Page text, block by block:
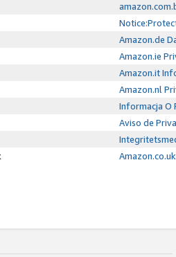
Amazon.de
Amazon.ie
Amazon.it
Amazon.nl
Informacja O
Aviso de